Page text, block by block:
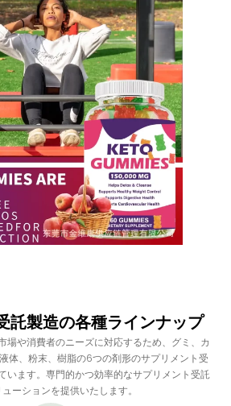
託製造の各種ラインナップ
場や消費者のニーズに対応するため、グミ、カ
体、粉末、樹脂の6つの剤形のサプリメント受
います。専門的かつ効率的なサプリメント受託
ーションを提供いたします。